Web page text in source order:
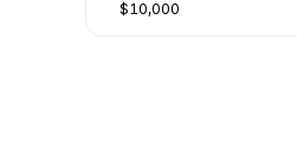
$10,000